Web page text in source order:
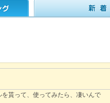
貰って、使ってみたら、凄いんで